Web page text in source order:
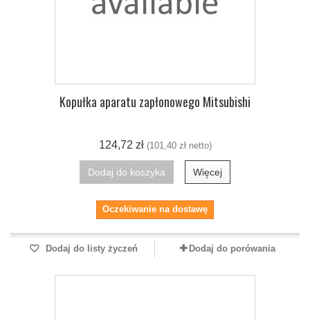
Kopułka aparatu zapłonowego Mitsubishi
124,72 zł(101,40 zł netto)
Dodaj do koszyka Więcej
Oczekiwanie na dostawę
Dodaj do listy życzeń Dodaj do porówania